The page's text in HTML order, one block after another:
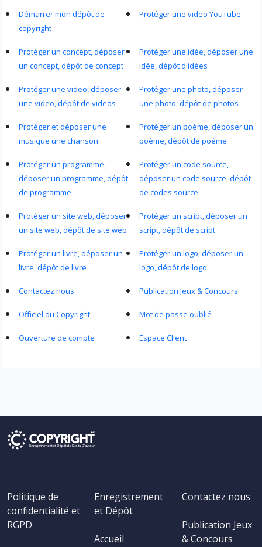
Démarrer mon dépôt de
copyright
Protéger une video YouTube
Protéger un concept, déposer
un concept, dépôt de concept
Protéger une idée, déposer une
idée, dépôt d'idées
Protéger une video, déposer
une video, dépôt de videos
Protéger une photo, déposer
une photo, dépôt de photos
Protéger et déposer une
musique une chanson
Protéger un poème, déposer un
poème, dépôt de poème
Protéger un programme,
déposer un programme, dépôt
de programme
Protéger un code source,
déposer un code source, dépôt
de codes source
Protéger un site web, déposer
un site web, dépôt de site web
Protéger un script, déposer un
script, dépôt de script
Protéger un livre, déposer un
livre, dépôt de livre
Protéger un logo, déposer un
logo, dépôt de logo
Contactez nous Publication Jeux & Concours
Officiel du Copyright Mot de passe oublié
Ouverture de compte Espace Client
Politique de
confidentialité et
RGPD
Enregistrement
et Dépôt
Accueil
Contactez nous
Publication Jeux
& Concours